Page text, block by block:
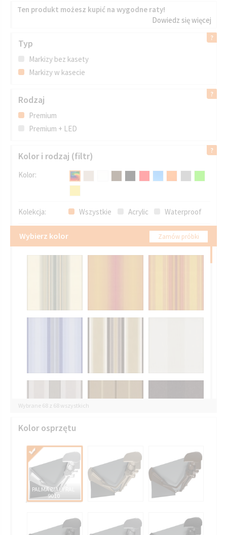
Ten produkt możesz kupić na wygodne raty!
Dowiedz się więcej
Typ
Markizy bez kasety
Markizy w kasecie
Rodzaj
Premium
Premium + LED
Kolor i rodzaj (filtr)
Kolor:
Kolekcja: Wszystkie Acrylic Waterproof
Wybierz kolor Zamów próbki
Wybrane 68 z 68 wszystkich
Kolor osprzętu
PALMA BIAŁY RAL
9010